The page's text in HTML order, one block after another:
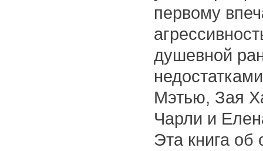
первому
душевной
Мэтью, Зая
Чарли и
Эта книга об